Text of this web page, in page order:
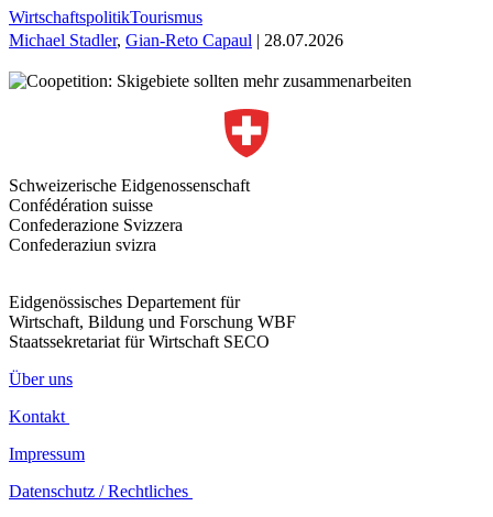
WirtschaftspolitikTourismus
Michael Stadler, Gian-Reto Capaul | 28.07.2026
Schweizerische Eidgenossenschaft
Confédération suisse
Confederazione Svizzera
Confederaziun svizra
Eidgenössisches Departement für
Wirtschaft, Bildung und Forschung WBF
Staatssekretariat für Wirtschaft SECO
Über uns
Kontakt
Impressum
Datenschutz / Rechtliches